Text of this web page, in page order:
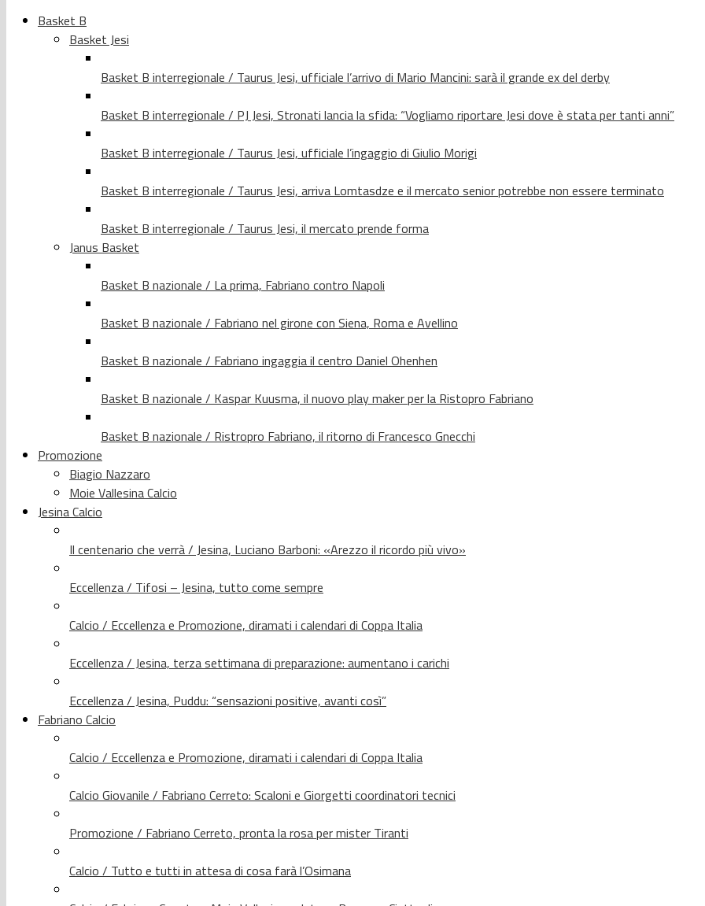
Basket B
Basket Jesi
Basket B interregionale / Taurus Jesi, ufficiale l’arrivo di Mario Mancini: sarà il grande ex del derby
Basket B interregionale / PJ Jesi, Stronati lancia la sfida: “Vogliamo riportare Jesi dove è stata per tanti anni”
Basket B interregionale / Taurus Jesi, ufficiale l’ingaggio di Giulio Morigi
Basket B interregionale / Taurus Jesi, arriva Lomtasdze e il mercato senior potrebbe non essere terminato
Basket B interregionale / Taurus Jesi, il mercato prende forma
Janus Basket
Basket B nazionale / La prima, Fabriano contro Napoli
Basket B nazionale / Fabriano nel girone con Siena, Roma e Avellino
Basket B nazionale / Fabriano ingaggia il centro Daniel Ohenhen
Basket B nazionale / Kaspar Kuusma, il nuovo play maker per la Ristopro Fabriano
Basket B nazionale / Ristropro Fabriano, il ritorno di Francesco Gnecchi
Promozione
Biagio Nazzaro
Moie Vallesina Calcio
Jesina Calcio
Il centenario che verrà / Jesina, Luciano Barboni: «Arezzo il ricordo più vivo»
Eccellenza / Tifosi – Jesina, tutto come sempre
Calcio / Eccellenza e Promozione, diramati i calendari di Coppa Italia
Eccellenza / Jesina, terza settimana di preparazione: aumentano i carichi
Eccellenza / Jesina, Puddu: “sensazioni positive, avanti così”
Fabriano Calcio
Calcio / Eccellenza e Promozione, diramati i calendari di Coppa Italia
Calcio Giovanile / Fabriano Cerreto: Scaloni e Giorgetti coordinatori tecnici
Promozione / Fabriano Cerreto, pronta la rosa per mister Tiranti
Calcio / Tutto e tutti in attesa di cosa farà l’Osimana